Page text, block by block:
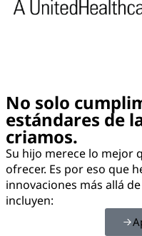
No solo
estándares de
criamos.
Su hijo merece lo mejor
ofrecer. Es por eso que
innovaciones más allá
incluyen: